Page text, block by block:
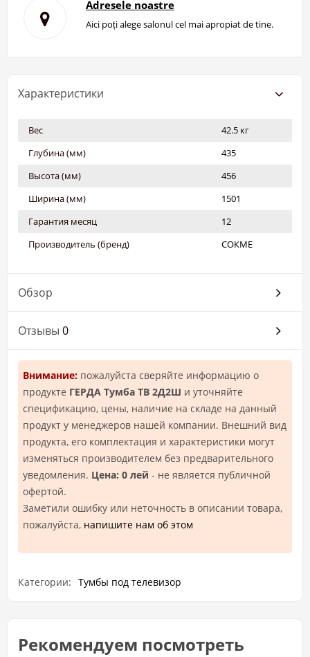
Adresele noastre
Aici poți alege salonul cel mai apropiat de tine.
Характеристики
Вес
42.5 кг
Глубина (мм)
435
Высота (мм)
456
Ширина (мм)
1501
Гарантия месяц
12
Производитель (бренд)
СОКМЕ
Обзор
Отзывы 0
Внимание: пожалуйста сверяйте информацию о
продукте ГЕРДА Тумба ТВ 2Д2Ш и уточняйте
спецификацию, цены, наличие на складе на данный
продукт у менеджеров нашей компании. Внешний вид
продукта, его комплектация и характеристики могут
изменяться производителем без предварительного
уведомления. Цена: 0 лей - не является публичной
офертой.
Заметили ошибку или неточность в описании товара,
пожалуйста, напишите нам об этом
Категории: Тумбы под телевизор
Рекомендуем посмотреть